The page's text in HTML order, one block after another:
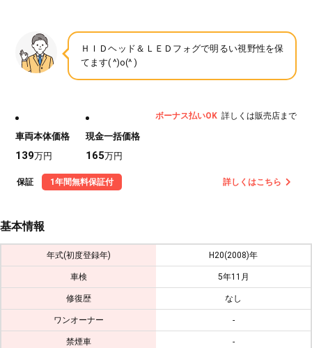
ＨＩＤヘッド＆ＬＥＤフォグで明るい視野性を保
てます( ^)o(^ )
車両本体価格
139万円
現金一括価格
165万円
ボーナス払いOK 詳しくは販売店まで
保証 1年間無料保証付 詳しくはこちら
基本情報
年式(初度登録年) H20(2008)年
車検 5年11月
修復歴 なし
ワンオーナー -
禁煙車 -